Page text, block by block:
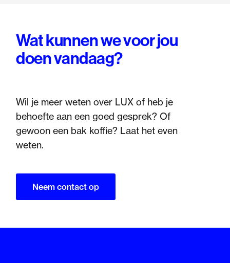
Wat kunnen we voor jou
doen vandaag?
Wil je meer weten over LUX of heb je
behoefte aan een goed gesprek? Of
gewoon een bak koffie? Laat het even
weten.
Neem contact op